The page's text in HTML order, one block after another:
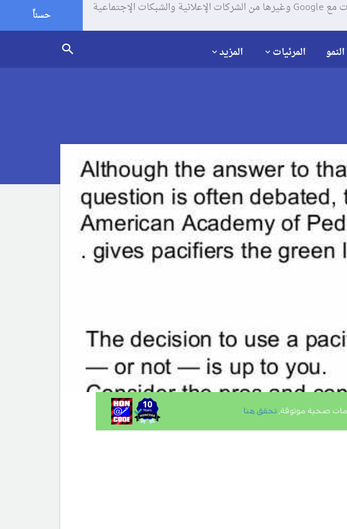
يستخدم موقعنا ملفات تعريف الإرتباط (الكوكيز) لتحليل زياراتك وإستخدامك للموقع و تتم مشاركة بعض المعلومات مع Google وغيرها من الشركات الإعلانية والشبكات الإجتماعية
حسناً
المرئيات المزيد
صحية موثوقة, تحقق هنا.